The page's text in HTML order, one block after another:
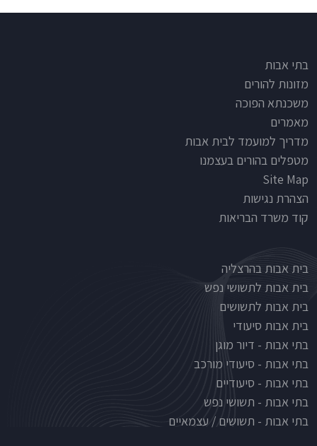
Footer
בתי אבות
מזונות להורים
משכנתא הפוכה
מאמרים
מדריך למועמד לבית אבות
מטפלים בהורים בעצמנו
Site Map
הצהרת נגישות
קוד משרד הבריאות
Nursinghouse type
בית אבות בהרצליה
בית אבות לתשושי נפש
בית אבות לתשושים
בית אבות סיעודי
בתי אבות - דיור מוגן
בתי אבות - סיעודי מורכב
בתי אבות - סיעודיים
בתי אבות - תשושי נפש
בתי אבות - תשושים / עצמאיים